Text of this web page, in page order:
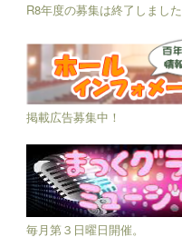
R8年度の募集は終了しました
掲載広告募集中！
毎月第３日曜日開催。